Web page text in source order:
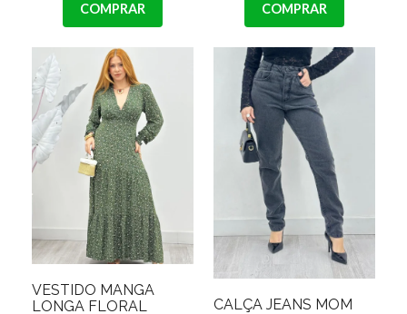
COMPRAR COMPRAR
VESTIDO MANGA
LONGA FLORAL
CALÇA JEANS MOM